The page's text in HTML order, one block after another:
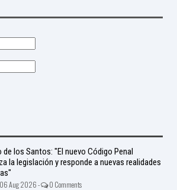
de los Santos: "El nuevo Código Penal
la legislación y responde a nuevas realidades
06 Aug 2026 - 0 Comments